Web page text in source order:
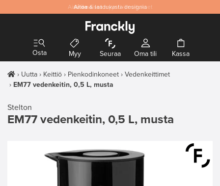
Aitoa& laadukasta designia
Osta Myy Seuraa Oma tili Kassa
Uutta Keittiö Pienkodinkoneet
Vedenkeittimet
EM77 vedenkeitin, 0,5 L, musta
Stelton
EM77 vedenkeitin, 0,5 L, musta